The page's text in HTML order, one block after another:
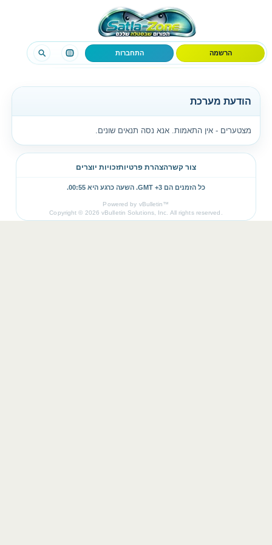
הרשמה התחברות
הודעת מערכת
מצטערים - אין התאמות. אנא נסה תנאים שונים.
צור קשרהצהרת פרטיותזכויות יוצרים
כל הזמנים הם GMT +3. השעה כרגע היא 00:55
.
Powered by vBulletin™
Copyright © 2026 vBulletin Solutions, Inc. All rights reserved.